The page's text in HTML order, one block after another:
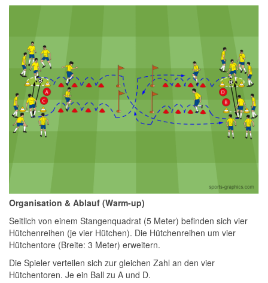
Organisation & Ablauf (Warm-up)
Seitlich von einem Stangenquadrat (5 Meter) befinden sich vier
Hütchenreihen (je vier Hütchen). Die Hütchenreihen um vier
Hütchentore (Breite: 3 Meter) erweitern.
Die Spieler verteilen sich zur gleichen Zahl an den vier
Hütchentoren. Je ein Ball zu A und D.